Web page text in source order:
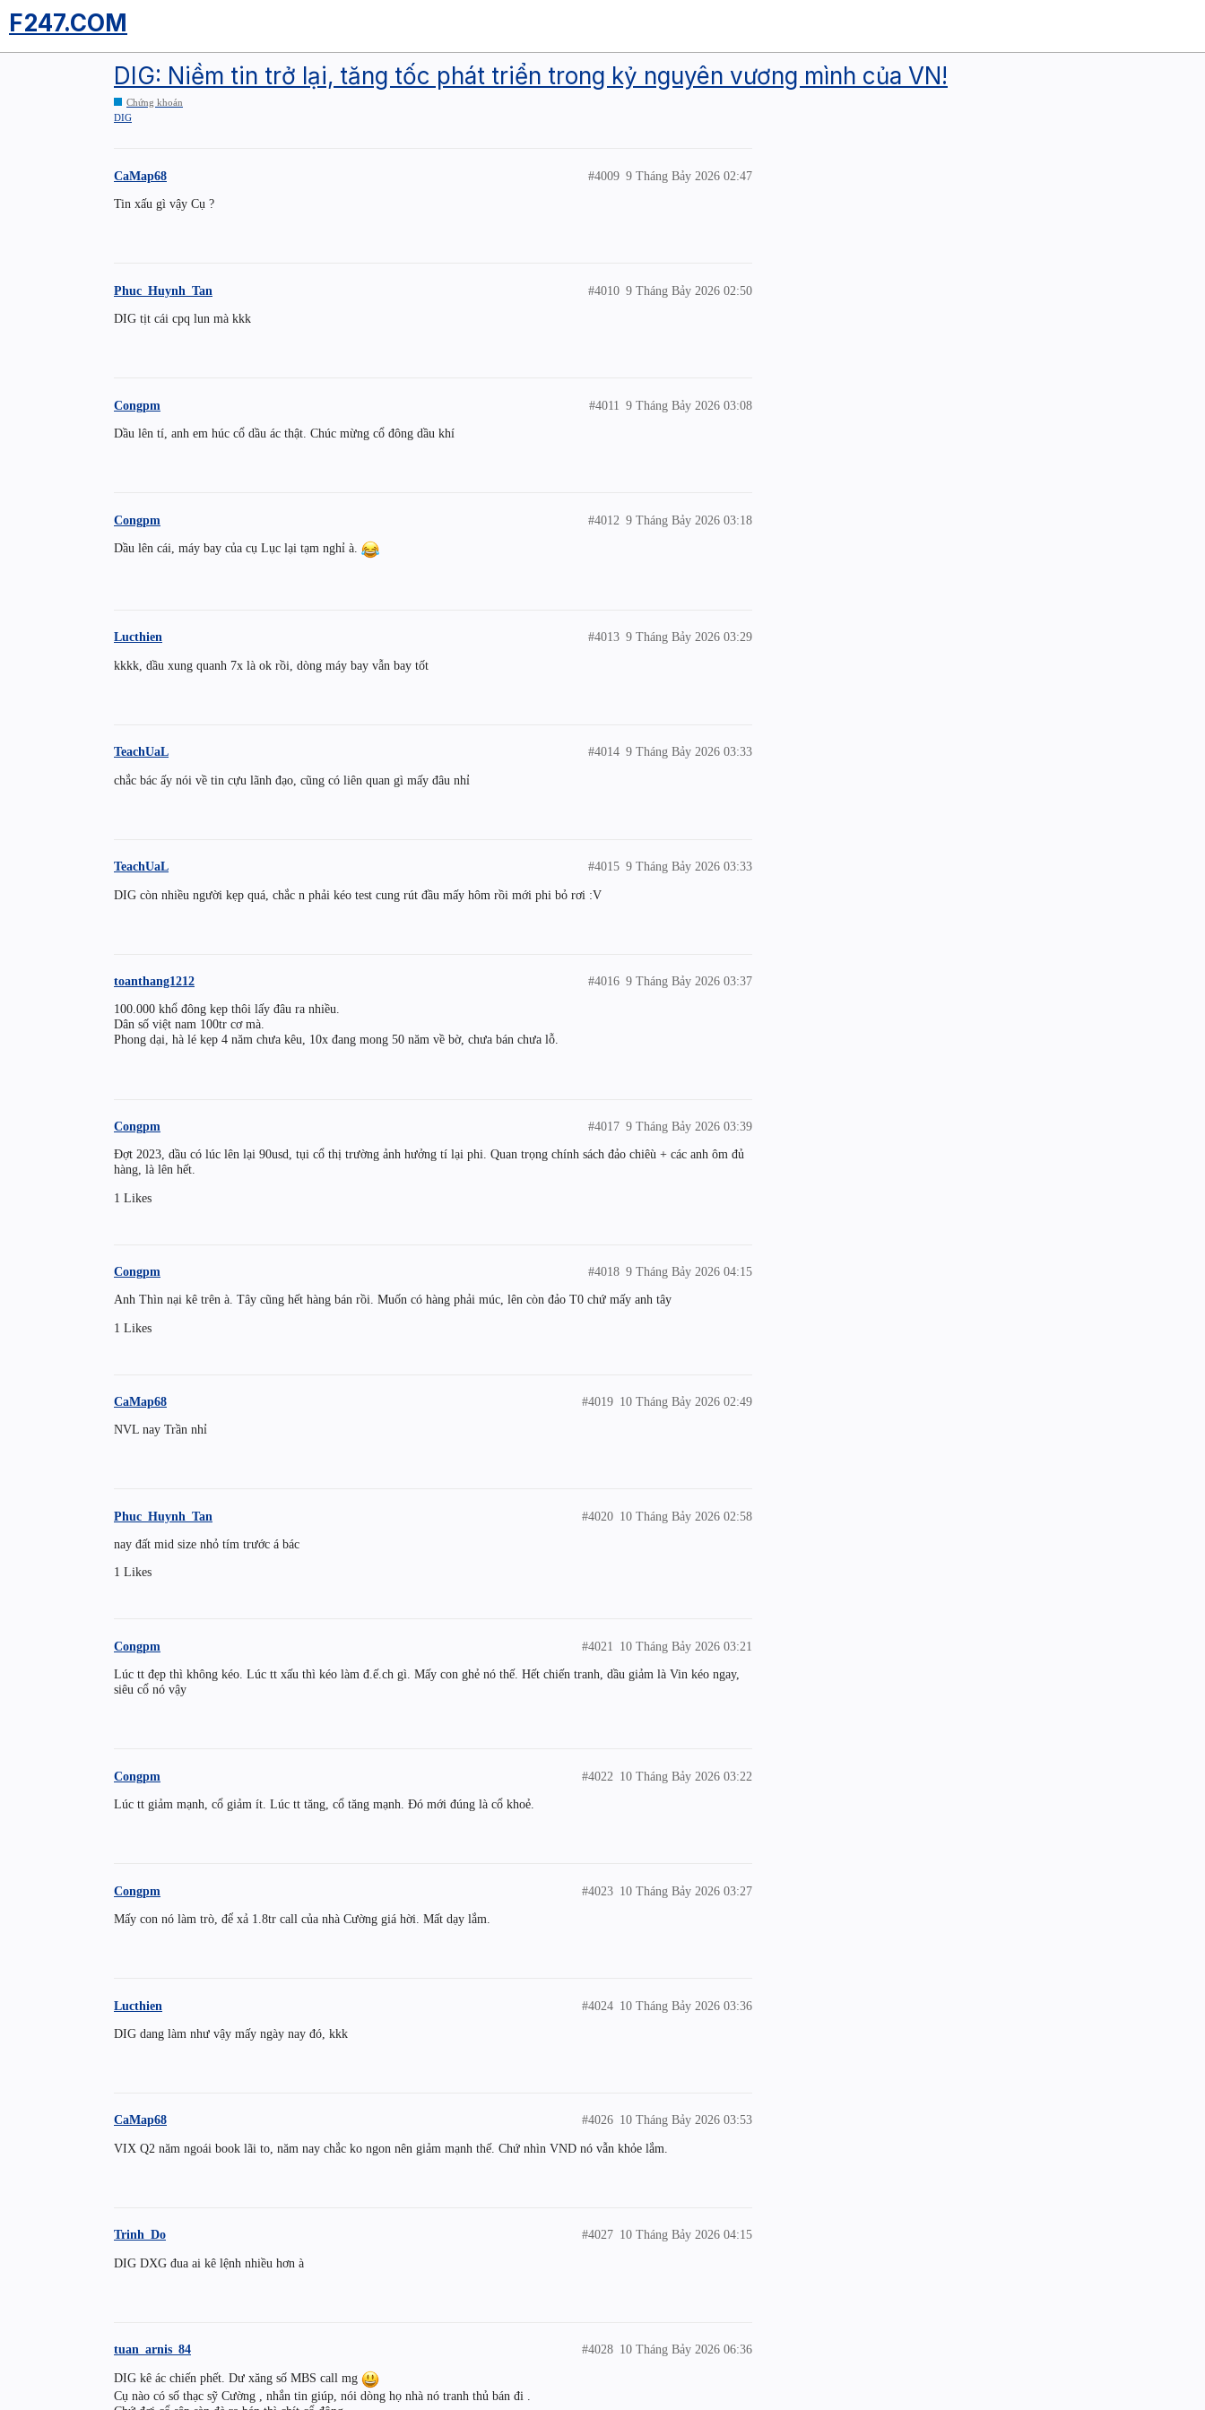
F247.COM
DIG: Niềm tin trở lại, tăng tốc phát triển trong kỷ nguyên vương mình của VN!
Chứng khoán
DIG
CaMap68 9 Tháng Bảy 2026 02:47
#4009
Tin xấu gì vậy Cụ ?
Phuc_Huynh_Tan 9 Tháng Bảy 2026 02:50
#4010
DIG tịt cái cpq lun mà kkk
Congpm 9 Tháng Bảy 2026 03:08
#4011
Dầu lên tí, anh em húc cổ dầu ác thật. Chúc mừng cổ đông dầu khí
Congpm 9 Tháng Bảy 2026 03:18
#4012
Dầu lên cái, máy bay của cụ Lục lại tạm nghỉ à.
Lucthien 9 Tháng Bảy 2026 03:29
#4013
kkkk, dầu xung quanh 7x là ok rồi, dòng máy bay vẫn bay tốt
TeachUaL 9 Tháng Bảy 2026 03:33
#4014
chắc bác ấy nói về tin cựu lãnh đạo, cũng có liên quan gì mấy đâu nhỉ
TeachUaL 9 Tháng Bảy 2026 03:33
#4015
DIG còn nhiều người kẹp quá, chắc n phải kéo test cung rút đầu mấy hôm rồi mới phi bỏ rơi :V
toanthang1212 9 Tháng Bảy 2026 03:37
#4016
100.000 khổ đông kẹp thôi lấy đâu ra nhiều.
Dân số việt nam 100tr cơ mà.
Phong dại, hà lé kẹp 4 năm chưa kêu, 10x đang mong 50 năm về bờ, chưa bán chưa lỗ.
Congpm 9 Tháng Bảy 2026 03:39
#4017
Đợt 2023, dầu có lúc lên lại 90usd, tụi cổ thị trường ảnh hưởng tí lại phi. Quan trọng chính sách đảo chiêù + các anh ôm đủ
hàng, là lên hết.
1 Likes
Congpm 9 Tháng Bảy 2026 04:15
#4018
Anh Thìn nại kê trên à. Tây cũng hết hàng bán rồi. Muốn có hàng phải múc, lên còn đảo T0 chứ mấy anh tây
1 Likes
CaMap68 10 Tháng Bảy 2026 02:49
#4019
NVL nay Trần nhỉ
Phuc_Huynh_Tan 10 Tháng Bảy 2026 02:58
#4020
nay đất mid size nhỏ tím trước á bác
1 Likes
Congpm 10 Tháng Bảy 2026 03:21
#4021
Lúc tt đẹp thì không kéo. Lúc tt xấu thì kéo làm đ.ế.ch gì. Mấy con ghẻ nó thế. Hết chiến tranh, dầu giảm là Vin kéo ngay,
siêu cổ nó vậy
Congpm 10 Tháng Bảy 2026 03:22
#4022
Lúc tt giảm mạnh, cổ giảm ít. Lúc tt tăng, cổ tăng mạnh. Đó mới đúng là cổ khoẻ.
Congpm 10 Tháng Bảy 2026 03:27
#4023
Mấy con nó làm trò, để xả 1.8tr call của nhà Cường giá hời. Mất dạy lắm.
Lucthien 10 Tháng Bảy 2026 03:36
#4024
DIG dang làm như vậy mấy ngày nay đó, kkk
CaMap68 10 Tháng Bảy 2026 03:53
#4026
VIX Q2 năm ngoái book lãi to, năm nay chắc ko ngon nên giảm mạnh thế. Chứ nhìn VND nó vẫn khỏe lắm.
Trinh_Do 10 Tháng Bảy 2026 04:15
#4027
DIG DXG đua ai kê lệnh nhiều hơn à
tuan_arnis_84 10 Tháng Bảy 2026 06:36
#4028
DIG kê ác chiến phết. Dư xăng số MBS call mg
Cụ nào có số thạc sỹ Cường , nhắn tin giúp, nói dòng họ nhà nó tranh thủ bán đi .